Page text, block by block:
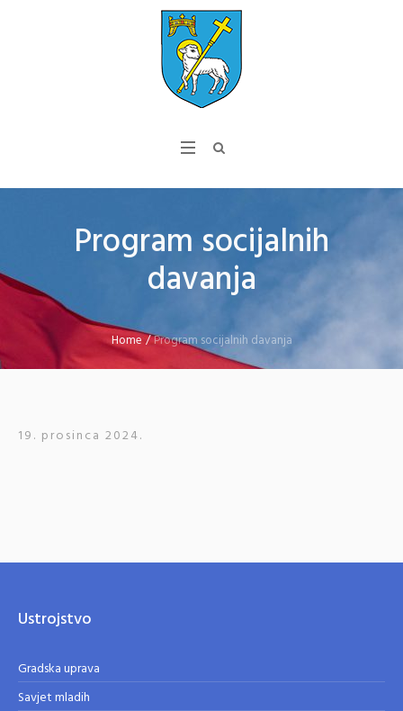
Program socijalnih
davanja
Home/Program socijalnih davanja
19. prosinca 2024.
Ustrojstvo
Gradska uprava
Savjet mladih